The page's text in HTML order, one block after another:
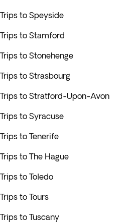
Trips to Speyside
Trips to Stamford
Trips to Stonehenge
Trips to Strasbourg
Trips to Stratford-Upon-Avon
Trips to Syracuse
Trips to Tenerife
Trips to The Hague
Trips to Toledo
Trips to Tours
Trips to Tuscany